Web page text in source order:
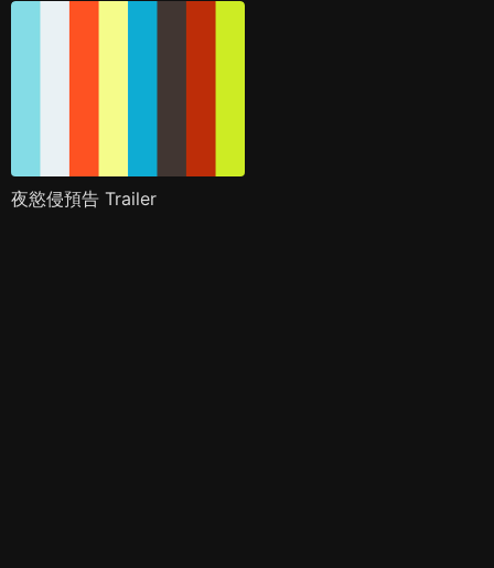
夜慾侵預告 Trailer